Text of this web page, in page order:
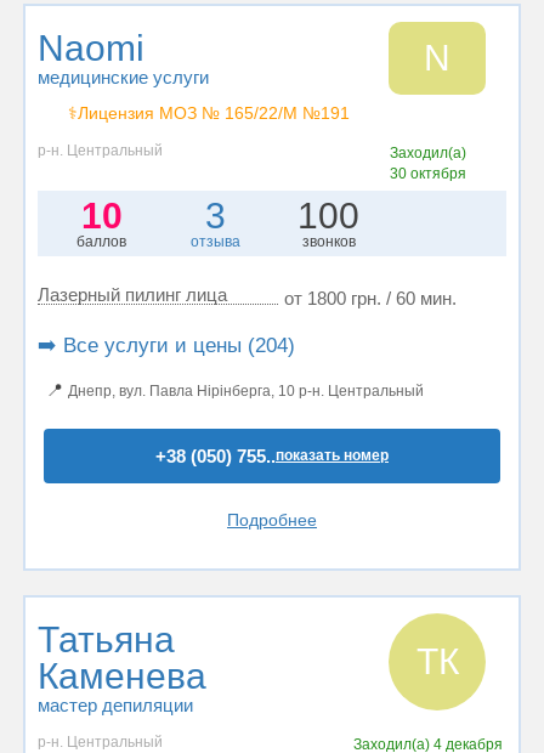
Naomi
медицинские услуги
⚕️Лицензия МОЗ № 165/22/М №191
N
р-н. Центральный
Заходил(а)
30 октября
10
баллов
3
отзыва
100
звонков
Лазерный пилинг лица от 1800 грн. / 60 мин.
➡️ Все услуги и цены (204)
📍 Днепр, вул. Павла Нірінберга, 10 р-н. Центральный
+38 (050) 755..показать номер
Подробнее
Татьяна
Каменева
мастер депиляции
ТК
р-н. Центральный Заходил(а)4 декабря